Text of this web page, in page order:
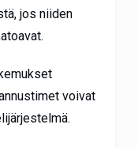
jos niiden
voivat